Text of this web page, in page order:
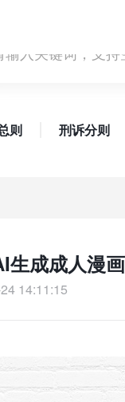
则 刑诉分则
生成成人漫
14:11:15